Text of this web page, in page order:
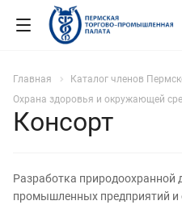
Главная
Каталог членов
Охрана здоровья и окружающей
Консорт
Разработка природоохранной
промышленных предприятий и